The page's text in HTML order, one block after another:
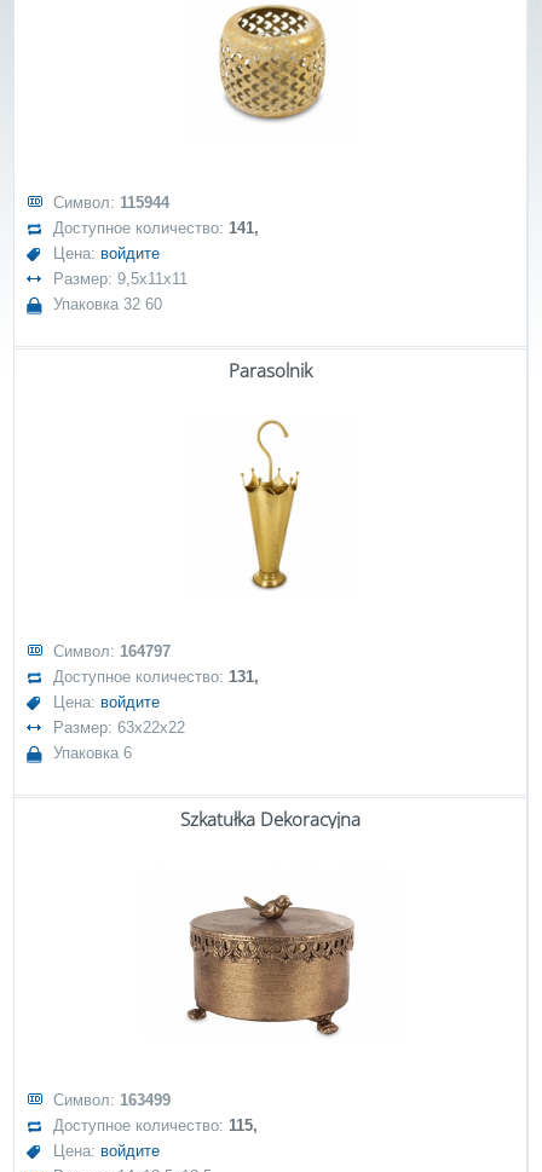
Символ: 115944
Доступное количество:141,
Цена: войдите
Размер: 9,5x11x11
Упаковка 32 60
Parasolnik
Символ: 164797
Доступное количество:131,
Цена: войдите
Размер: 63x22x22
Упаковка 6
Szkatułka Dekoracyjna
Символ: 163499
Доступное количество:115,
Цена: войдите